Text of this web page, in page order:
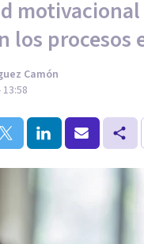
los procesos
Camón